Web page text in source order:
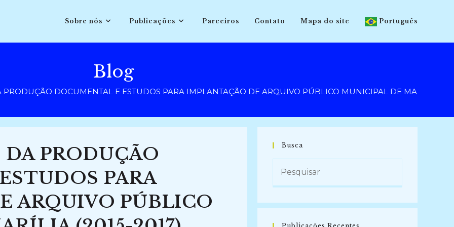
Sobre nós Publicações Parceiros Contato Mapa do site Português
Blog
PRODUÇÃO DOCUMENTAL E ESTUDOS PARA IMPLANTAÇÃO DE ARQUIVO PÚBLICO MUNICIPAL DE MARÍLIA
PRODUÇÃO
PARA
ARQUIVO PÚBLICO
Busca